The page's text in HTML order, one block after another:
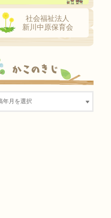
社会福祉法人
新川中原保育会
かこのきじ